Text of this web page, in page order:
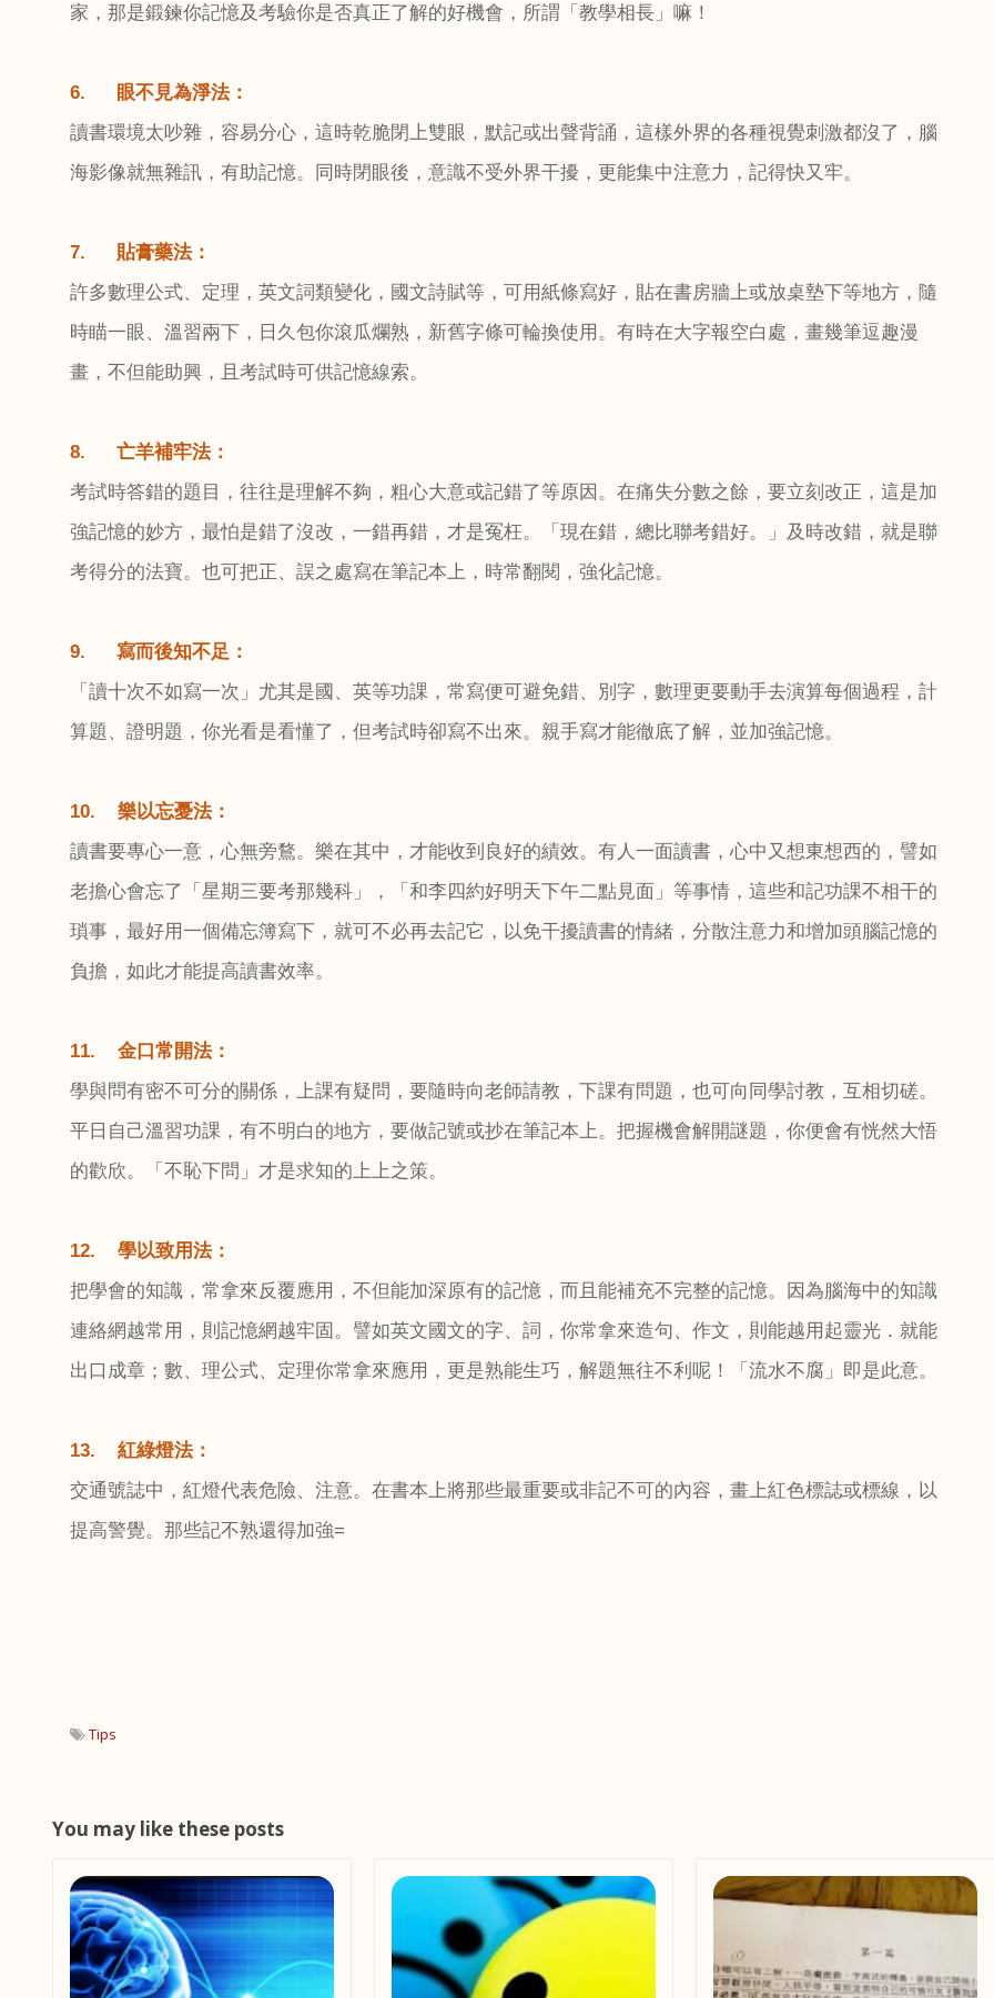
家，那是鍛鍊你記憶及考驗你是否真正了解的好機會，所謂「教學相長」嘛！
6.
眼不見為淨法：
讀書環境太吵雜，容易分心，這時乾脆閉上雙眼，默記或出聲背誦，這樣外界的各種視覺刺激都沒了，腦
海影像就無雜訊，有助記憶。同時閉眼後，意識不受外界干擾，更能集中注意力，記得快又牢。
7.
貼膏藥法：
許多數理公式、定理，英文詞類變化，國文詩賦等，可用紙條寫好，貼在書房牆上或放桌墊下等地方，隨
時瞄一眼、溫習兩下，日久包你滾瓜爛熟，新舊字條可輪換使用。有時在大字報空白處，畫幾筆逗趣漫
畫，不但能助興，且考試時可供記憶線索。
8.
亡羊補牢法：
考試時答錯的題目，往往是理解不夠，粗心大意或記錯了等原因。在痛失分數之餘，要立刻改正，這是加
強記憶的妙方，最怕是錯了沒改，一錯再錯，才是冤枉。「現在錯，總比聯考錯好。」及時改錯，就是聯
考得分的法寶。也可把正、誤之處寫在筆記本上，時常翻閱，強化記憶。
9.
寫而後知不足：
「讀十次不如寫一次」尤其是國、英等功課，常寫便可避免錯、別字，數理更要動手去演算每個過程，計
算題、證明題，你光看是看懂了，但考試時卻寫不出來。親手寫才能徹底了解，並加強記憶。
10.
樂以忘憂法：
讀書要專心一意，心無旁鶩。樂在其中，才能收到良好的績效。有人一面讀書，心中又想東想西的，譬如
老擔心會忘了「星期三要考那幾科」，「和李四約好明天下午二點見面」等事情，這些和記功課不相干的
瑣事，最好用一個備忘簿寫下，就可不必再去記它，以免干擾讀書的情緒，分散注意力和增加頭腦記憶的
負擔，如此才能提高讀書效率。
11.
金口常開法：
學與問有密不可分的關係，上課有疑問，要隨時向老師請教，下課有問題，也可向同學討教，互相切磋。
平日自己溫習功課，有不明白的地方，要做記號或抄在筆記本上。把握機會解開謎題，你便會有恍然大悟
的歡欣。「不恥下問」才是求知的上上之策。
12.
學以致用法：
把學會的知識，常拿來反覆應用，不但能加深原有的記憶，而且能補充不完整的記憶。因為腦海中的知識
連絡網越常用，則記憶網越牢固。譬如英文國文的字、詞，你常拿來造句、作文，則能越用起靈光．就能
出口成章；數、理公式、定理你常拿來應用，更是熟能生巧，解題無往不利呢！「流水不腐」即是此意。
13.
紅綠燈法：
交通號誌中，紅燈代表危險、注意。在書本上將那些最重要或非記不可的內容，畫上紅色標誌或標線，以
提高警覺。那些記不熟還得加強=
Tips
You may like these posts